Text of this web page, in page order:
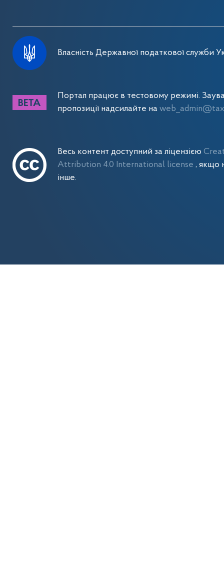
Власність Державної податкової служби
Портал працює в тестовому режимі.
пропозиції надсилайте на
Весь контент доступний за ліцензією
Attribution 4.0 International license , якщо
інше.